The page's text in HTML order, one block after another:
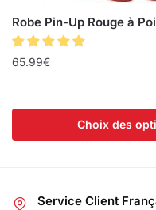
Robe Pin-Up Rouge à
65.99€
Choix des
Service Client